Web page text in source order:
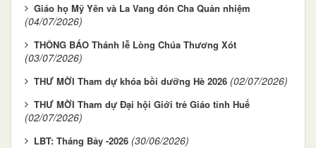
Giáo họ Mỹ Yên và La Vang đón Cha Quản nhiệm
(04/07/2026)
THÔNG BÁO Thánh lễ Lòng Chúa Thương Xót
(03/07/2026)
THƯ MỜI Tham dự khóa bồi dưỡng Hè 2026 (02/07/2026)
THƯ MỜI Tham dự Đại hội Giới trẻ Giáo tỉnh Huế
(02/07/2026)
LBT: Tháng Bảy -2026 (30/06/2026)